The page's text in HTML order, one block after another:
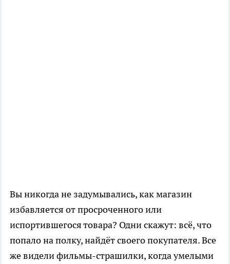
Вы никогда не задумывались, как магазин
избавляется от просроченного или
испортившегося товара? Одни скажут: всё, что
попало на полку, найдёт своего покупателя. Все
же видели фильмы-страшилки, когда умелыми